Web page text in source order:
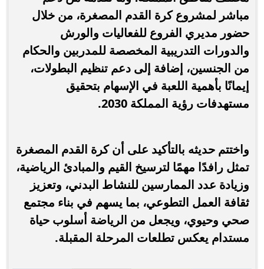
مباشر لمشروع كرة القدم المصغرة، من خلال
حضور مديري الفروع للفعاليات والورش
والدورات التدريبية المخصصة للمدربين والحكام
من الجنسين، إضافة إلى دعم تنظيم البطولات،
إيمانًا بأهمية اللعبة في الإسهام بتحقيق
مستهدفات رؤية المملكة 2030.
واختتم حديثه بالتأكيد على أن كرة القدم المصغرة
تمثل رافدًا مهمًا لترسيخ القيم والمبادئ الرياضية،
وزيادة عدد الممارسين للنشاط البدني، وتعزيز
ثقافة العمل التطوعي، بما يسهم في بناء مجتمع
صحي وحيوي، ويجعل من الرياضة أسلوب حياة
مستدام يعكس تطلعات المرحلة المقبلة.